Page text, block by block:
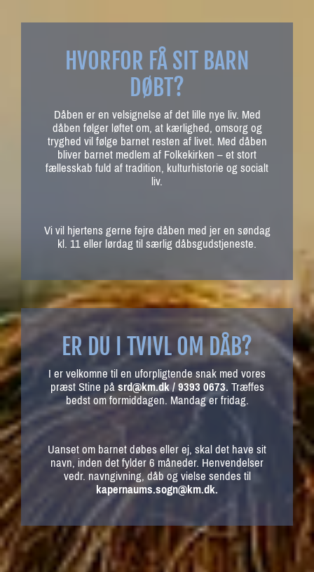
HVORFOR FÅ SIT BARN
DØBT?
Dåben er en velsignelse af det lille nye liv. Med
dåben følger løftet om, at kærlighed, omsorg og
tryghed vil følge barnet resten af livet. Med dåben
bliver barnet medlem af Folkekirken – et stort
fællesskab fuld af tradition, kulturhistorie og socialt
liv.
Vi vil hjertens gerne fejre dåben med jer en søndag
kl. 11 eller lørdag til særlig dåbsgudstjeneste.
ER DU I TVIVL OM DÅB?
I er velkomne til en uforpligtende snak med vores
præst Stine påsrd@km.dk / 9393 0673.Træffes
bedst om formiddagen. Mandag er fridag.
Uanset om barnet døbes eller ej, skal det have sit
navn, inden det fylder 6 måneder. Henvendelser
vedr. navngivning, dåb og vielse sendes til
kapernaums.sogn@km.dk.